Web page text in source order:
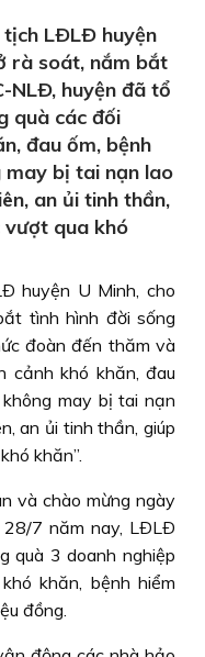
tịch LÐLÐ huyện
rà soát, nắm bắt
NLÐ, huyện đã tổ
quà các đối
đau ốm, bệnh
bị tai nạn lao
an ủi tinh thần,
vượt qua khó
huyện U Minh, cho
tình hình đời sống
đoàn đến thăm và
cảnh khó khăn, đau
may bị tai nạn
an ủi tinh thần, giúp
khăn”.
và chào mừng ngày
7 năm nay, LÐLÐ
quà 3 doanh nghiệp
khăn, bệnh hiểm
đồng.